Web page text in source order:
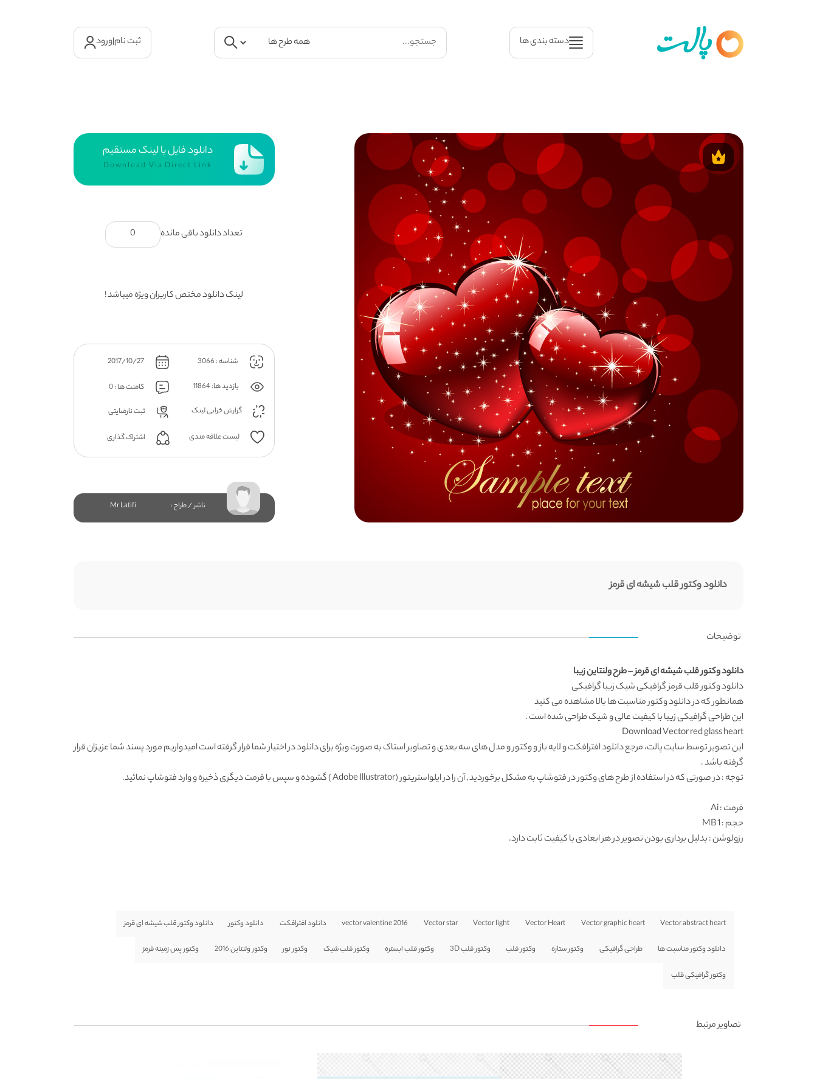
دسته بندی ها ثبت نام|ورود
دانلود فایل با لینک مستقیم
Download Via Direct Link
تعداد دانلود باقی مانده 0
لینک دانلود مختص کاربران ویژه میباشد !
شناسه : 3066 2017/10/27
بازدید ها: 11864
کامنت ها : 0
گزارش خرابی لینک
ثبت نارضایتی
لیست علاقه مندی اشتراک گذاری
ناشر / طراح : Mr Latifi
دانلود وکتور قلب شیشه ای قرمز
توضیحات
دانلود وکتور قلب شیشه ای قرمز – طرح ولنتاین زیبا
دانلود وکتورقلب قرمز گرافیکی شیک زیبا گرافیکی
همانطور که دردانلود وکتور مناسبت هابالا مشاهده می کنید
اینطراحی گرافیکیزیبا با کیفیت عالی و شیک طراحی شده است .
Download Vector red glass heart
این تصویر توسطسایت پالت، مرجعدانلود افترافکتو لایه باز و وکتور و مدل های سه بعدی و تصاویر استاک به صورت ویژه برای دانلود در اختیار شما قرار گرفته است امیدواریم مورد پسند شما عزیزان قرار
گرفته باشد .
توجه : در صورتی که در استفاده از طرح های وکتور در فتوشاپ به مشکل برخوردید , آن را در ایلواستریتور (Adobe Illustrator ) گشوده و سپس با فرمت دیگری ذخیره و وارد فتوشاپ نمائید.
فرمت: Ai
حجم : 1 MB
رزولوشن: بدلیل برداری بودن تصویر در هر ابعادی با کیفیت ثابت دارد.
Vector abstract heart
Vector graphic heart
Vector Heart
Vector light
Vector star
vector valentine 2016 دانلود افترافکت دانلود وکتور دانلود وکتور قلب شیشه ای قرمز
دانلود وکتور مناسبت ها طراحی گرافیکی وکتور ستاره وکتور قلب وکتور قلب 3D وکتور قلب ابستره وکتور قلب شیک وکتور نور وکتور ولنتاین 2016 وکتور پس زمینه قرمز
وکتور گرافیکی قلب
تصاویر مرتبط